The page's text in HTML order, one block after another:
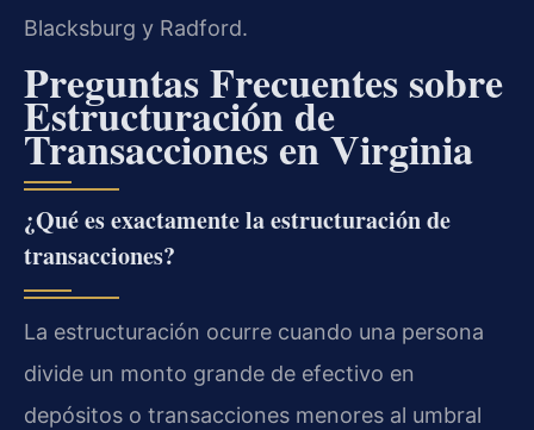
Blacksburg y Radford.
Preguntas Frecuentes sobre
Estructuración de
Transacciones en Virginia
¿Qué es exactamente la estructuración de
transacciones?
La estructuración ocurre cuando una persona
divide un monto grande de efectivo en
depósitos o transacciones menores al umbral